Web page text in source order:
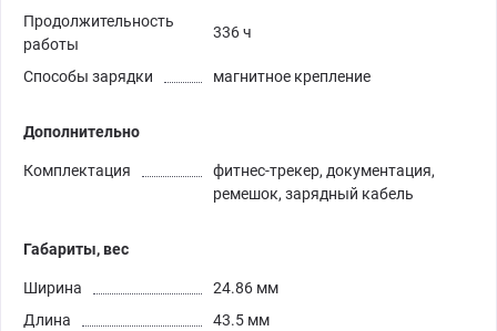
Продолжительность
работы
336 ч
Способы зарядки магнитное крепление
Дополнительно
Комплектация
фитнес-трекер, документация,
ремешок, зарядный кабель
Габариты, вес
Ширина
24.86 мм
Длина
43.5 мм